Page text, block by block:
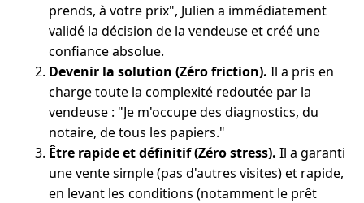
prends, à votre prix", Julien a immédiatement
validé la décision de la vendeuse et créé une
confiance absolue.
Devenir la solution (Zéro friction). Il a pris en
charge toute la complexité redoutée par la
vendeuse : "Je m'occupe des diagnostics, du
notaire, de tous les papiers."
Être rapide et définitif (Zéro stress). Il a garanti
une vente simple (pas d'autres visites) et rapide,
en levant les conditions (notamment le prêt